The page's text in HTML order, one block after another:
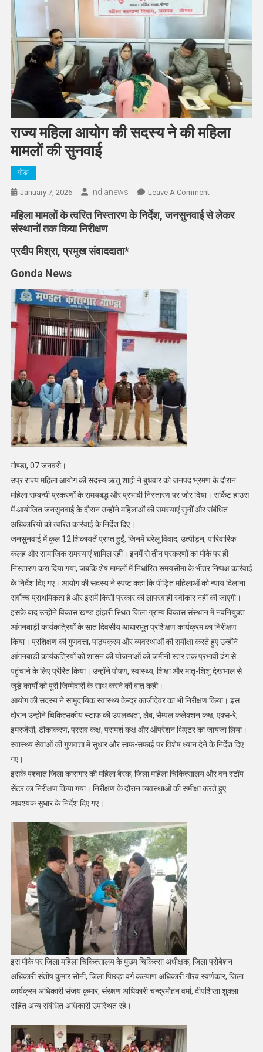
राज्य महिला आयोग की सदस्य ने की महिला
मामलों की सुनवाई
गोंडा
January 7, 2026 Indianews Leave A CommentOn
महिला
महिला मामलों के त्वरित निस्तारण के निर्देश, जनसुनवाई से लेकर
संस्थानों तक किया निरीक्षण
प्रदीप मिश्रा, प्रमुख संवाददाता*
Gonda News
गोण्डा, 07 जनवरी।
उप्र राज्य महिला आयोग की सदस्य ऋतु शाही ने बुधवार को जनपद भ्रमण के दौरान
महिला सम्बन्धी प्रकरणों के समयबद्ध और प्रभावी निस्तारण पर जोर दिया। सर्किट हाउस
में आयोजित जनसुनवाई के दौरान उन्होंने महिलाओं की समस्याएं सुनीं और संबंधित
अधिकारियों को त्वरित कार्रवाई के निर्देश दिए।
जनसुनवाई में कुल 12 शिकायतें प्राप्त हुईं, जिनमें घरेलू विवाद, उत्पीड़न, पारिवारिक
कलह और सामाजिक समस्याएं शामिल रहीं। इनमें से तीन प्रकरणों का मौके पर ही
निस्तारण करा दिया गया, जबकि शेष मामलों में निर्धारित समयसीमा के भीतर निष्पक्ष कार्रवाई
के निर्देश दिए गए। आयोग की सदस्य ने स्पष्ट कहा कि पीड़ित महिलाओं को न्याय दिलाना
सर्वोच्च प्राथमिकता है और इसमें किसी प्रकार की लापरवाही स्वीकार नहीं की जाएगी।
इसके बाद उन्होंने विकास खण्ड झंझरी स्थित जिला ग्राम्य विकास संस्थान में नवनियुक्त
आंगनबाड़ी कार्यकत्रियों के सात दिवसीय आधारभूत प्रशिक्षण कार्यक्रम का निरीक्षण
किया। प्रशिक्षण की गुणवत्ता, पाठ्यक्रम और व्यवस्थाओं की समीक्षा करते हुए उन्होंने
आंगनबाड़ी कार्यकत्रियों को शासन की योजनाओं को जमीनी स्तर तक प्रभावी ढंग से
पहुंचाने के लिए प्रेरित किया। उन्होंने पोषण, स्वास्थ्य, शिक्षा और मातृ-शिशु देखभाल से
जुड़े कार्यों को पूरी जिम्मेदारी के साथ करने की बात कही।
आयोग की सदस्य ने सामुदायिक स्वास्थ्य केन्द्र काजीदेवर का भी निरीक्षण किया। इस
दौरान उन्होंने चिकित्सकीय स्टाफ की उपलब्धता, लैब, सैम्पल कलेक्शन कक्ष, एक्स-रे,
इमरजेंसी, टीकाकरण, प्रसव कक्ष, परामर्श कक्ष और ऑपरेशन थिएटर का जायजा लिया।
स्वास्थ्य सेवाओं की गुणवत्ता में सुधार और साफ-सफाई पर विशेष ध्यान देने के निर्देश दिए
गए।
इसके पश्चात जिला कारागार की महिला बैरक, जिला महिला चिकित्सालय और वन स्टॉप
सेंटर का निरीक्षण किया गया। निरीक्षण के दौरान व्यवस्थाओं की समीक्षा करते हुए
आवश्यक सुधार के निर्देश दिए गए।
इस मौके पर जिला महिला चिकित्सालय के मुख्य चिकित्सा अधीक्षक, जिला प्रोबेशन
अधिकारी संतोष कुमार सोनी, जिला पिछड़ा वर्ग कल्याण अधिकारी गौरव स्वर्णकार, जिला
कार्यक्रम अधिकारी संजय कुमार, संरक्षण अधिकारी चन्द्रमोहन वर्मा, दीपशिखा शुक्ला
सहित अन्य संबंधित अधिकारी उपस्थित रहे।